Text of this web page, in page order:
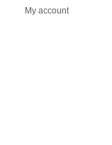
My account